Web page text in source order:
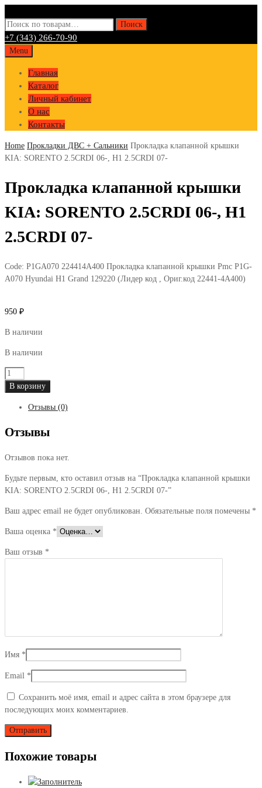
Искать: Поиск
+7 (343) 266-70-90
Skip
content
Menu
Главная
Каталог
Личный кабинет
О нас
Контакты
Home Прокладки ДВС + Сальники Прокладка клапанной крышки
KIA: SORENTO 2.5CRDI 06-, H1 2.5CRDI 07-
Прокладка клапанной крышки
KIA: SORENTO 2.5CRDI 06-, H1
2.5CRDI 07-
Code: P1GA070 224414A400 Прокладка клапанной крышки Pmc P1G-
A070 Hyundai H1 Grand 129220 (Лидер код , Ориг.код 22441-4A400)
950 ₽
В наличии
В наличии
Количество
товара
клапанной
KIA:
2.5CRDI
H1
2.5CRDI
07-
В корзину
Отзывы (0)
Отзывы
Отзывов пока нет.
Будьте первым, кто оставил отзыв на “Прокладка клапанной крышки
KIA: SORENTO 2.5CRDI 06-, H1 2.5CRDI 07-”
Ваш адрес email не будет опубликован. Обязательные поля помечены *
Ваша оценка *
Ваш отзыв *
Имя *
Email *
Сохранить моё имя, email и адрес сайта в этом браузере для
последующих моих комментариев.
Похожие товары